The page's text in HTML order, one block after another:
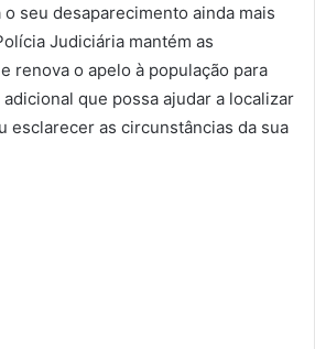
seu desaparecimento ainda mais
Judiciária mantém as
renova o apelo à população para
que possa ajudar a localizar
esclarecer as circunstâncias da sua